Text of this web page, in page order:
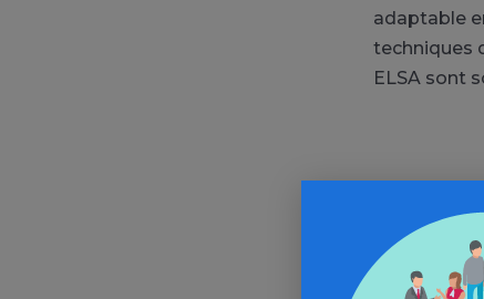
adaptable
techniques
ELSA sont
réalisation
différents
patient